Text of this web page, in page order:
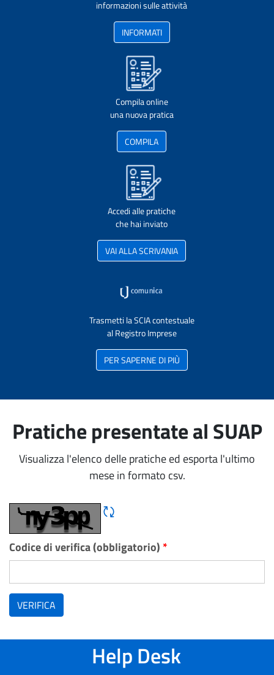
informazioni sulle attività
INFORMATI
Compila online
una nuova pratica
COMPILA
Accedi alle pratiche
che hai inviato
VAI ALLA SCRIVANIA
Trasmetti la SCIA contestuale
al Registro Imprese
PER SAPERNE DI PIÙ
Pratiche presentate al SUAP
Visualizza l'elenco delle pratiche ed esporta l'ultimo
mese in formato csv.
Rigene CAPTCHA
Codice di verifica (obbligatorio) *
VERIFICA
Help Desk